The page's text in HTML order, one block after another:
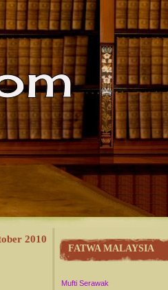
2010
FATWA MALAYSIA
Mufti Serawak